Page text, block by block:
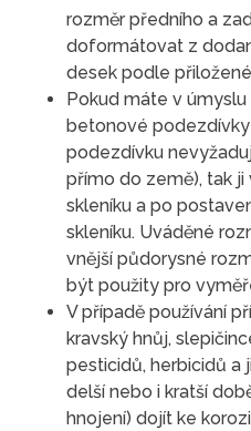
rozměr předního a
doformátovat z
desek podle
Pokud máte v
betonové
podezdívku
přímo do země), tak
skleníku a po
skleníku. Uváděné
vnější půdorysné
být použity pro
V případě používání
kravský hnůj,
pesticidů, herbicidů a
delší nebo i kratší
hnojení) dojít ke